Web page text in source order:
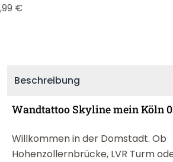
€
Beschreibung
Wandtattoo Skyline mein Köln
Willkommen in der Domstadt. Ob
Hohenzollernbrücke, LVR Turm